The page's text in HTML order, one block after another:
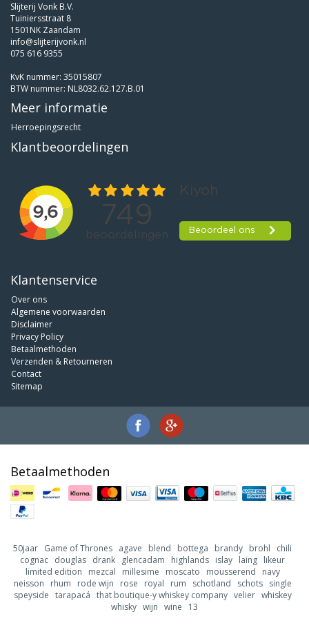
Slijterij Vonk B.V.
Tuiniersstraat 8
1501NK Zaandam
info@slijterijvonk.nl
075 616 9355
KvK nummer: 35015807
BTW nummer: NL8032.62.127.B.01
Meer informatie
Herroepingsrecht
Klantbeoordelingen
Klantenservice
Over ons
Algemene voorwaarden
Disclaimer
Privacy Policy
Betaalmethoden
Verzenden & Retourneren
Contact
Sitemap
Betaalmethoden
50jaar Game of Thrones agave blend bottega brandy brohl
chili
cognac douglas drank glencadam highlands islay laing likeur
limited edition
mezcal millesime moscato mousserend
navy
neisson
rhum rode wijn rose royal rum schotland schots
single
speyside tarapacá that boutique-y whiskey company velier whiskey
whisky wijn wine 13